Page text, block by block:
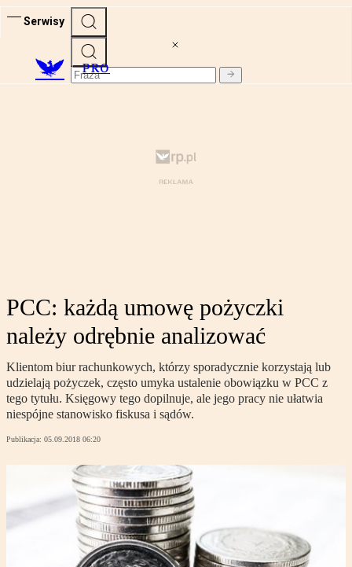
Serwisy
PRO
PCC: każdą umowę pożyczki
należy odrębnie analizować
Klientom biur rachunkowych, którzy sporadycznie korzystają lub
udzielają pożyczek, często umyka ustalenie obowiązku w PCC z
tego tytułu. Księgowy tego dopilnuje, ale jego pracy nie ułatwia
niespójne stanowisko fiskusa i sądów.
Publikacja: 05.09.2018 06:20